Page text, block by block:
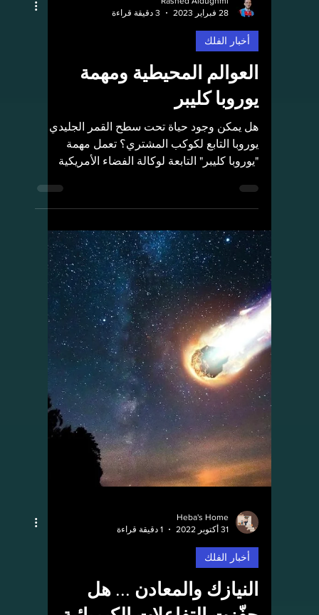
28 فبراير 2023
أخبار الفلك
المجرات القنديلية
المجرات القنديلية: هي نوع من المجرات تشبه
القنديل البحري والتي تتميز بأطراف معلقة من
النجوم تتدلى في الظلام الدامس. في هذه
Rashed Aldughmi
28 فبراير 2023
3 دقيقة قراءة